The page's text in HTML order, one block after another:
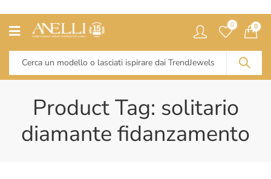
0 0
Product Tag: solitario
diamante fidanzamento